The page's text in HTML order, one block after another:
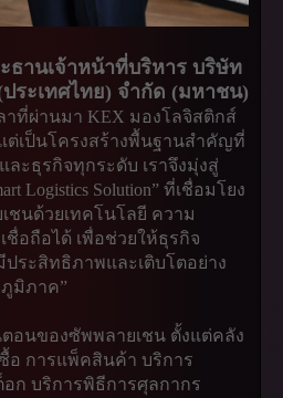
ธานเจ้าหน้าที่บริหาร บริษัท
ประเทศไทย) จำกัด (มหาชน)
าที่ผ่านมา KEX มองโลจิสติกส์
ต่เป็นโครงสร้างพื้นฐานสำคัญที่
ละธุรกิจทุกระดับ เราจึงมุ่งสู่
Logistics Solution” ที่เชื่อมโยง
นด้วยเทคโนโลยี ความ
อถือได้ เพื่อช่วยให้ธุรกิจ
ประสิทธิภาพและเติบโตอย่าง
ภูมิภาค”
อนของซัพพลายเชน ตั้งแต่คลัง
อ การแพ็คสินค้า บริการ
อก บริการพิธีการศุลกากร